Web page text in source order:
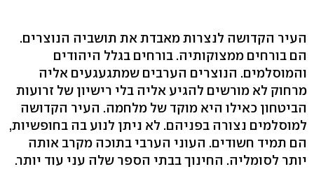
העיר הקדושה לנצרות מאבדת את תושביה הנוצרים.
הם בורחים ממצוקותיה. בורחים בגלל היהודים
והמוסלמים. הנוצרים הערבים שמתגעגעים אליה
מרחוק לא מורשים להגיע אליה בלי רישיון של זרועות
הביטחון כאילו היא מוקד של מלחמה. העיר הקדושה
למוסלמים נצורה בפניהם. לא ניתן לנוע בה בחופשיות,
הם תמיד חשודים. העוני הערבי בתוכה מקרב אותה
יותר לסומליה. החינוך בבתי הספר שלה עני עוד יותר.